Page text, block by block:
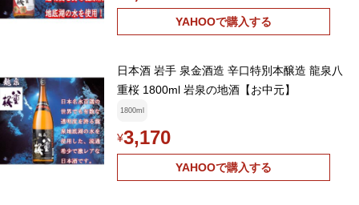
YAHOOで購入する
日本酒 岩手 泉金酒造 辛口特別本醸造 龍泉八
重桜 1800ml 岩泉の地酒【お中元】
1800ml
¥3,170
YAHOOで購入する